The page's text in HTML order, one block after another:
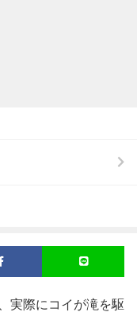
実際にコイが滝を駆